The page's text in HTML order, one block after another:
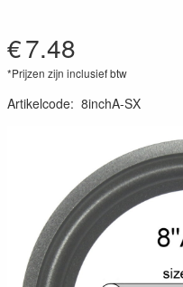
€7.48
*Prijzen zijn inclusief btw
Artikelcode: 8inchA-SX